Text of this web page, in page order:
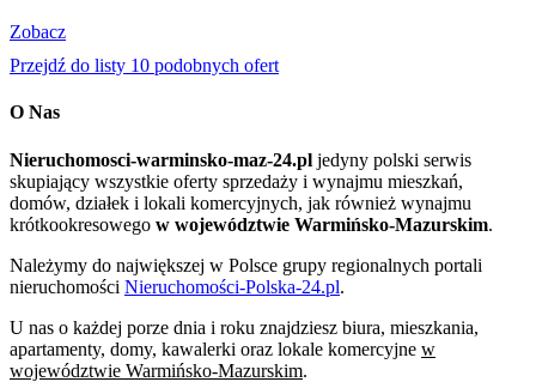
Zobacz
Przejdź do listy 10 podobnych ofert
O Nas
Nieruchomosci-warminsko-maz-24.pl jedyny polski serwis
skupiający wszystkie oferty sprzedaży i wynajmu mieszkań,
domów, działek i lokali komercyjnych, jak również wynajmu
krótkookresowego w województwie Warmińsko-Mazurskim.
Należymy do największej w Polsce grupy regionalnych portali
nieruchomości Nieruchomości-Polska-24.pl.
U nas o każdej porze dnia i roku znajdziesz biura, mieszkania,
apartamenty, domy, kawalerki oraz lokale komercyjne w
województwie Warmińsko-Mazurskim.